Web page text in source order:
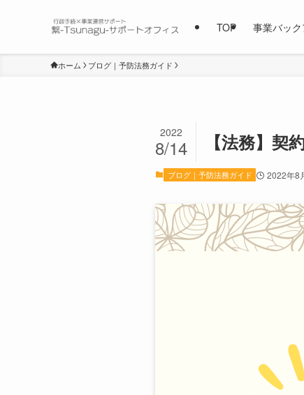
TOP 事業バッ
ホーム ブログ｜予防法務ガイド
【法務】契
2022
8/14
ブログ｜予防法務ガイド 2022年8